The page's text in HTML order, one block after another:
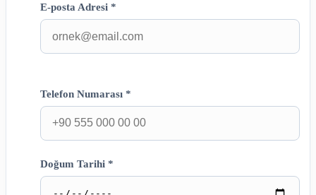
E-posta Adresi *
Telefon Numarası *
Doğum Tarihi *